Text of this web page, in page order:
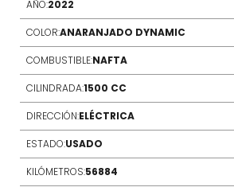
AÑO:2022
COLOR:ANARANJADO DYNAMIC
COMBUSTIBLE:NAFTA
CILINDRADA:1500 CC
DIRECCIÓN:ELÉCTRICA
ESTADO:USADO
KILÓMETROS:56884